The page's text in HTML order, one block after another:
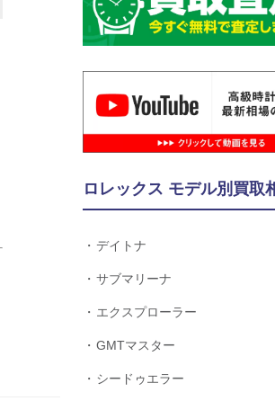
ロレックス モデル別買取
デイトナ
サブマリーナ
エクスプローラー
GMTマスター
シードゥエラー